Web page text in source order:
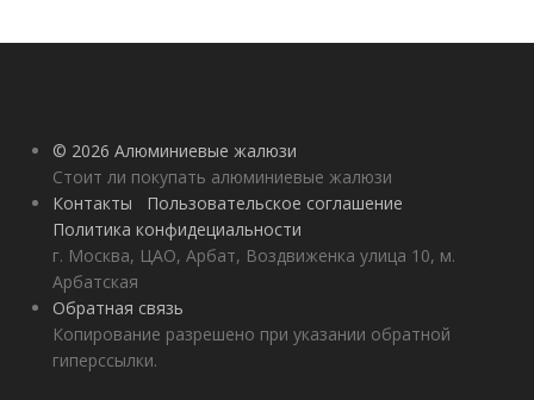
жалюзи
© 2026 Алюминиевые жалюзи
Стоит ли покупать алюминиевые жалюзи
Контакты
Пользовательское соглашение
Политика конфидециальности
г. Москва, ЦАО, Арбат, Воздвиженка улица 10, м.
Арбатская
Обратная связь
Копирование разрешено при указании обратной
гиперссылки.